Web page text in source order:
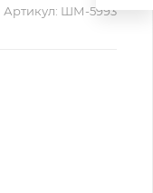
Артикул: ШМ-5993